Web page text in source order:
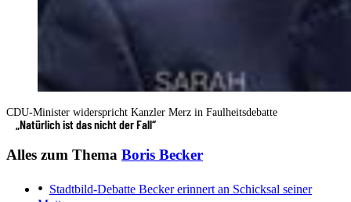
CDU-Minister widerspricht Kanzler Merz in Faulheitsdebatte
„Natürlich ist das nicht der Fall“
Alles zum Thema Boris Becker
Stadtbild-Debatte Becker erinnert an Schicksal seiner